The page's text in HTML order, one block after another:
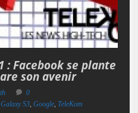
: Facebook se plante
son avenir
0
Galaxy S3, Google, TeleKom